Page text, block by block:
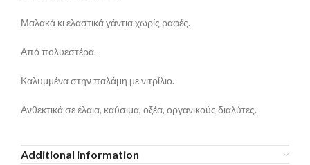
Μαλακά κι ελαστικά γάντια χωρίς ραφές.
Από πολυεστέρα.
Καλυμμένα στην παλάμη με νιτρίλιο.
Ανθεκτικά σε έλαια, καύσιμα, οξέα, οργανικούς διαλύτες.
Additional information